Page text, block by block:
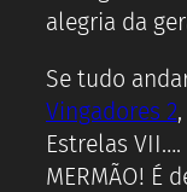
alegria da
Se tudo
Vingadores 2,
Estrelas VII….
MERMÃO! É